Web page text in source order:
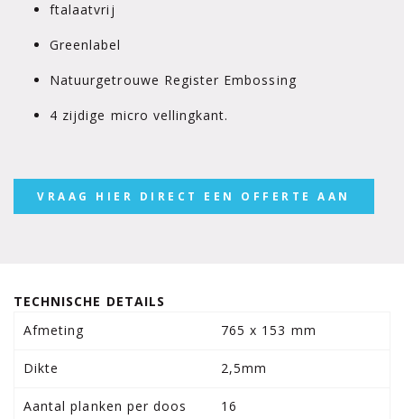
ftalaatvrij
Greenlabel
Natuurgetrouwe Register Embossing
4 zijdige micro vellingkant.
VRAAG HIER DIRECT EEN OFFERTE AAN
TECHNISCHE DETAILS
Afmeting
765 x 153 mm
Dikte 2,5mm
Aantal planken per doos 16